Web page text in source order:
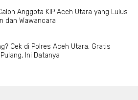
Anggota KIP Aceh Utara yang Lulus
dan Wawancara
Cek di Polres Aceh Utara, Gratis
Ini Datanya